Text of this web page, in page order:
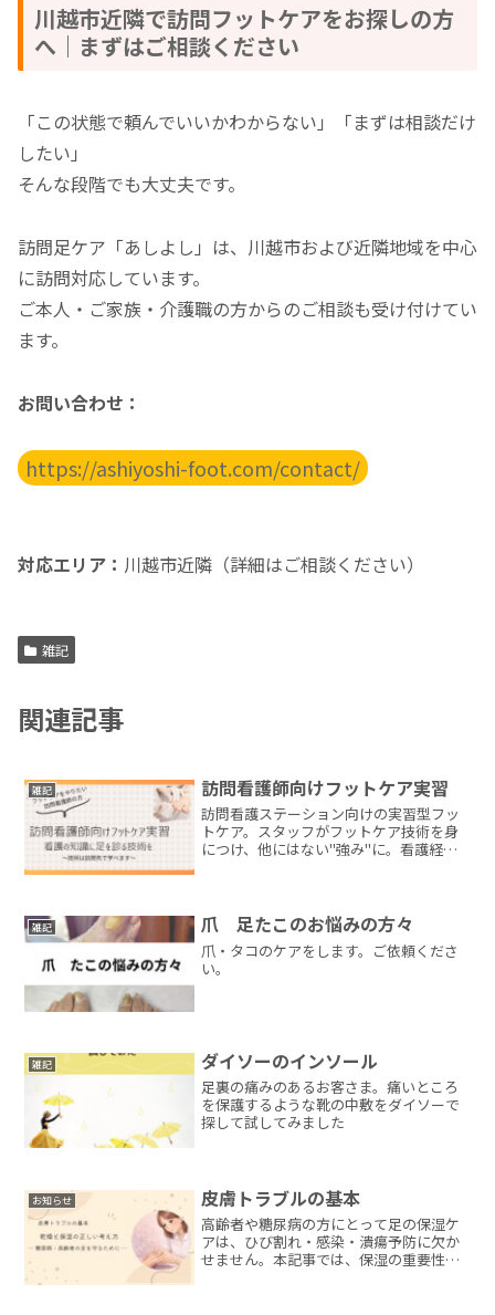
川越市近隣で訪問フットケアをお探しの方
へ｜まずはご相談ください
「この状態で頼んでいいかわからない」「まずは相談だけ
したい」
そんな段階でも大丈夫です。
訪問足ケア「あしよし」は、川越市および近隣地域を中心
に訪問対応しています。
ご本人・ご家族・介護職の方からのご相談も受け付けてい
ます。
お問い合わせ：
https://ashiyoshi-foot.com/contact/
対応エリア： 川越市近隣（詳細はご相談ください）
雑記
関連記事
雑記 訪問看護師向けフットケア実習
訪問看護ステーション向けの実習型フッ
トケア。スタッフがフットケア技術を身
につけ、他にはない"強み"に。看護経験
じみ野市・三芳町対応。
雑記 爪 足たこのお悩みの方々
爪・タコのケアをします。ご依頼くださ
い。
雑記 ダイソーのインソール
足裏の痛みのあるお客さま。痛いところ
を保護するような靴の中敷をダイソーで
探して試してみました
お知らせ 皮膚トラブルの基本
高齢者や糖尿病の方にとって足の保湿ケ
アは、ひび割れ・感染・潰瘍予防に欠か
せません。本記事では、保湿の重要性、